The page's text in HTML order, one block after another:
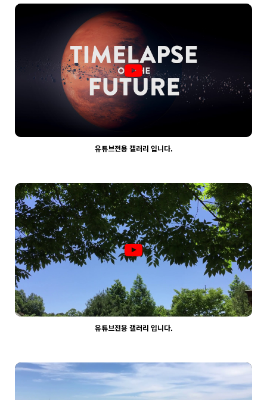
2181
웹사이팅
2124
03-30
웹사이팅
유튜브전용 갤러리 입니다.
2166
03-30
웹사이팅
유튜브전용 갤러리 입니다.